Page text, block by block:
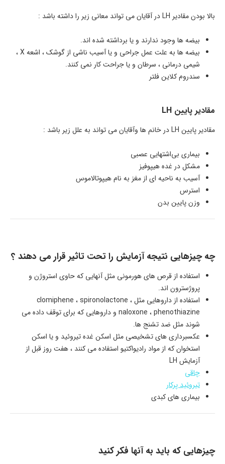
بالا بودن مقادیر LH در آقایان می تواند معانی زیر را داشته باشد :
بیضه ها وجود ندارند و یا برداشته شده اند.
بیضه ها به علت عمل جراحی و یا آسیب ناشی از گوشک ، اشعه X ،
شیمی درمانی ، سرطان و یا جراحت کار نمی کنند.
سندروم کلاین فلتر
مقادیر پایین LH
مقادیر پایین LH در خانم ها وآقایان می تواند به علل زیر باشد :
بیماری بی‌اشتهایی عصبی
مشکل در غده هیپوفیز
آسیب به ناحیه ای از مغز به نام هیپوتالاموس
استرس
وزن پایین بدن
چه چیزهایی نتیجه آزمایش را تحت تاثیر قرار می دهند ؟
استفاده از قرص های هورمونی مثل آنهایی که حاوی استروژن و
پروژسترون اند.
استفاده از داروهایی مثل clomiphene ، spironolactone ،
naloxone ، phenothiazine و داروهایی که برای توقف داده می
شوند مثل ضد تشنج ها.
عکسبرداری های تشخیصی مثل اسکن غده تیروئید و یا اسکن
استخوان که از مواد رادیواکتیو استفاده می کنند ، هفت روز قبل از
آزمایش LH
چاقی
تیروئید پرکار
بیماری های کبدی
چیزهایی که باید به آنها فکر کنید